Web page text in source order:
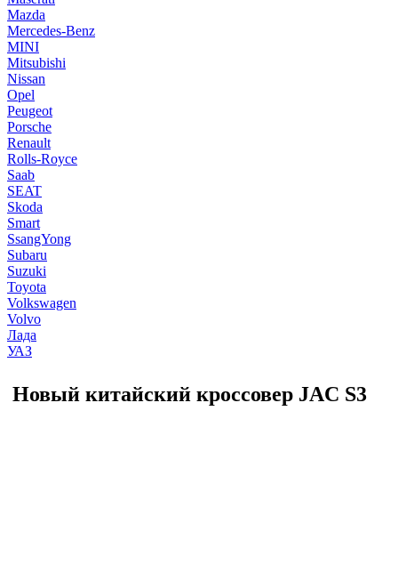
Mazda
Mercedes-Benz
MINI
Mitsubishi
Nissan
Opel
Peugeot
Porsche
Renault
Rolls-Royce
Saab
SEAT
Skoda
Smart
SsangYong
Subaru
Suzuki
Toyota
Volkswagen
Volvo
Лада
УАЗ
Новый китайский кроссовер JAC S3